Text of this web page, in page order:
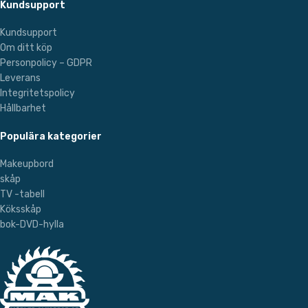
Kundsupport
Kundsupport
Om ditt köp
Personpolicy – GDPR
Leverans
Integritetspolicy
Hållbarhet
Populära kategorier
Makeupbord
skåp
TV -tabell
Köksskåp
bok-DVD-hylla